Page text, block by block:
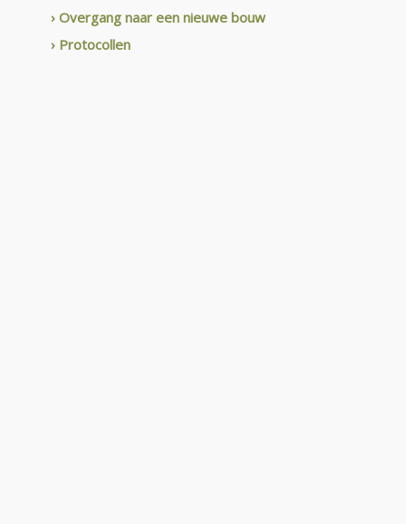
› Overgang naar een nieuwe bouw
› Protocollen